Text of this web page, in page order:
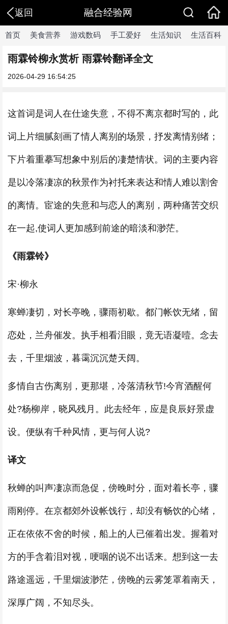
返回 融合经验网
首页 美食营养 游戏数码 手工爱好 生活知识 生活百科
雨霖铃柳永赏析 雨霖铃翻译全文
2026-04-29 16:54:25
这首词是词人在仕途失意，不得不离京都时写的，此
词上片细腻刻画了情人离别的场景，抒发离情别绪；
下片着重摹写想象中别后的凄楚情状。词的主要内容
是以冷落凄凉的秋景作为衬托来表达和情人难以割舍
的离情。宦途的失意和与恋人的离别，两种痛苦交织
在一起,使词人更加感到前途的暗淡和渺茫。
《雨霖铃》
宋·柳永
寒蝉凄切，对长亭晚，骤雨初歇。都门帐饮无绪，留
恋处，兰舟催发。执手相看泪眼，竟无语凝噎。念去
去，千里烟波，暮霭沉沉楚天阔。
多情自古伤离别，更那堪，冷落清秋节!今宵酒醒何
处?杨柳岸，晓风残月。此去经年，应是良辰好景虚
设。便纵有千种风情，更与何人说?
译文
秋蝉的叫声凄凉而急促，傍晚时分，面对着长亭，骤
雨刚停。在京都郊外设帐饯行，却没有畅饮的心绪，
正在依依不舍的时候，船上的人已催着出发。握着对
方的手含着泪对视，哽咽的说不出话来。想到这一去
路途遥远，千里烟波渺茫，傍晚的云雾笼罩着南天，
深厚广阔，不知尽头。